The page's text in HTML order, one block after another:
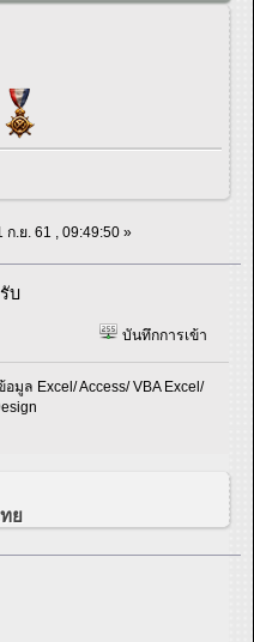
ก.ย. 61 , 09:49:50 »
บ
บันทึกการเข้า
ล Excel/ Access/ VBA Excel/
ย